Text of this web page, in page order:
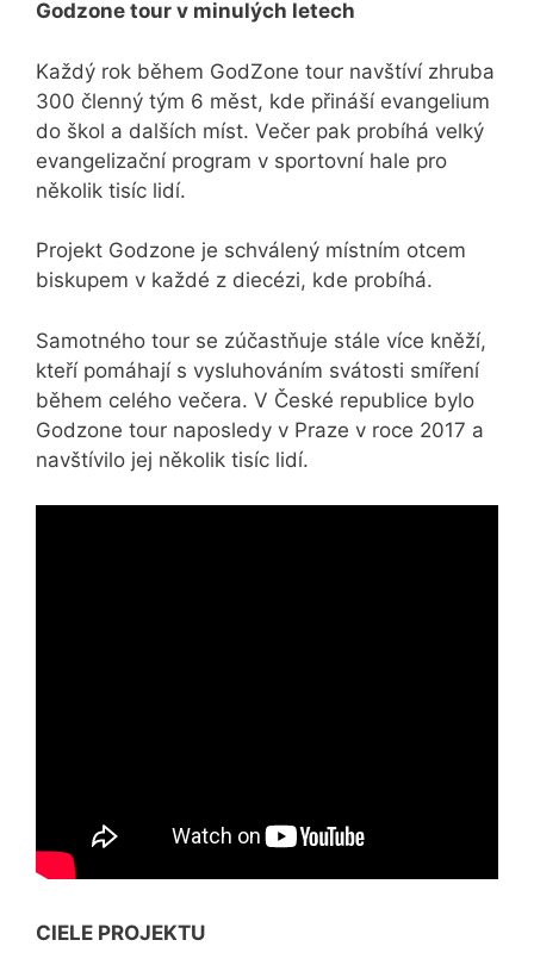
Godzone tour v minulých letech
Každý rok během GodZone tour navštíví zhruba
300 členný tým 6 měst, kde přináší evangelium
do škol a dalších míst. Večer pak probíhá velký
evangelizační program v sportovní hale pro
několik tisíc lidí.
Projekt Godzone je schválený místním otcem
biskupem v každé z diecézi, kde probíhá.
Samotného tour se zúčastňuje stále více kněží,
kteří pomáhají s vysluhováním svátosti smíření
během celého večera. V České republice bylo
Godzone tour naposledy v Praze v roce 2017 a
navštívilo jej několik tisíc lidí.
CIELE PROJEKTU